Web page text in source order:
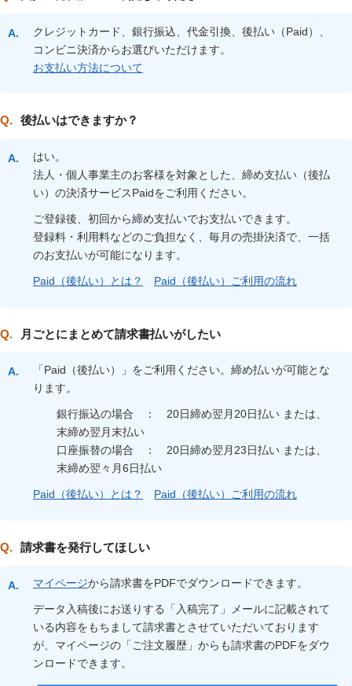
クレジットカード、銀行振込、代金引換、後払い（Paid）、
コンビニ決済からお選びいただけます。
お支払い方法について
後払いはできますか？
はい。
法人・個人事業主のお客様を対象とした、締め支払い（後払
い）の決済サービスPaidをご利用ください。
ご登録後、初回から締め支払いでお支払いできます。
登録料・利用料などのご負担なく、毎月の売掛決済で、一括
のお支払いが可能になります。
Paid（後払い）とは？ Paid（後払い）ご利用の流れ
月ごとにまとめて請求書払いがしたい
「Paid（後払い）」をご利用ください。締め払いが可能とな
ります。
銀行振込の場合 ： 20日締め翌月20日払い または、
末締め翌月末払い
口座振替の場合 ： 20日締め翌月23日払い または、
末締め翌々月6日払い
Paid（後払い）とは？ Paid（後払い）ご利用の流れ
請求書を発行してほしい
マイページから請求書をPDFでダウンロードできます。
データ入稿後にお送りする「入稿完了」メールに記載されて
いる内容をもちまして請求書とさせていただいております
が、マイページの「ご注文履歴」からも請求書のPDFをダウ
ンロードできます。